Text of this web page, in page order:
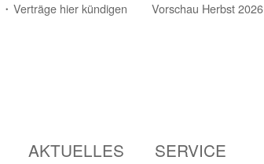
Verträge hier kündigen Vorschau Herbst 2026
AKTUELLES SERVICE